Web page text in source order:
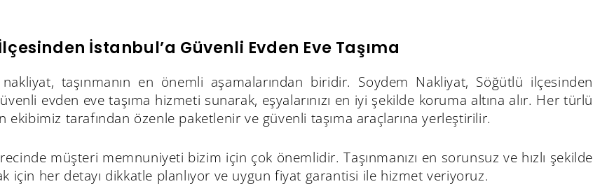
İstanbul’a Güvenli Evden Eve Taşıma
taşınmanın en önemli aşamalarından biridir. Soydem Nakliyat, Söğütlü ilçesinden
evden eve taşıma hizmeti sunarak, eşyalarınızı en iyi şekilde koruma altına alır. Her türlü
ekibimiz tarafından özenle paketlenir ve güvenli taşıma araçlarına yerleştirilir.
müşteri memnuniyeti bizim için çok önemlidir. Taşınmanızı en sorunsuz ve hızlı şekilde
için her detayı dikkatle planlıyor ve uygun fiyat garantisi ile hizmet veriyoruz.